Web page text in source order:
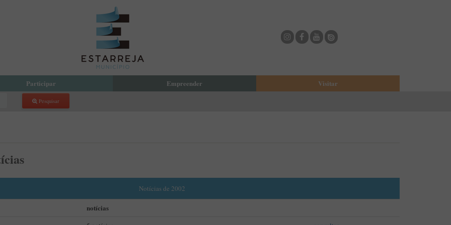
Participar
Compartilha
de Aprendizagem Criativa
Empreender Visitar
Pesquisar
Notícias de 2002
notícias